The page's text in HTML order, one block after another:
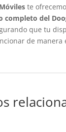
te
completo del
que tu
de manera